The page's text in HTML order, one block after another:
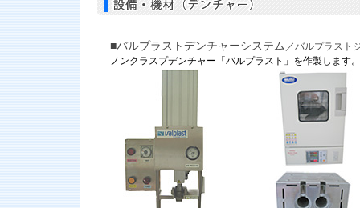
■バルプラストデンチャーシステム ／バルプラスト
ノンクラスプデンチャー「バルプラスト」を作製します。